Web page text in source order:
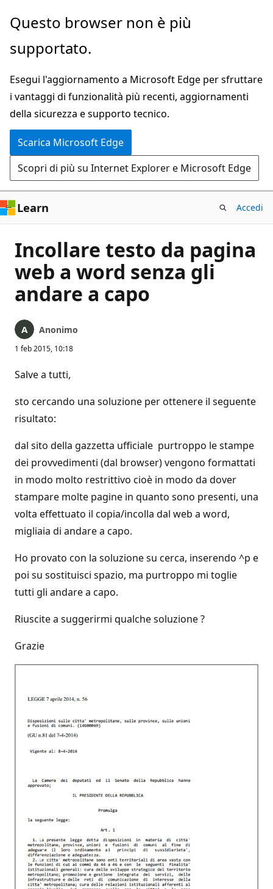
Ignora
passa
contenuto
principale
Questo browser non è più
supportato.
Esegui l'aggiornamento a Microsoft Edge per sfruttare
i vantaggi di funzionalità più recenti, aggiornamenti
della sicurezza e supporto tecnico.
Scarica Microsoft Edge
Scopri di più su Internet Explorer e Microsoft Edge
Learn Accedi
Incollare testo da pagina
web a word senza gli
andare a capo
Anonimo
1 feb 2015, 10:18
Salve a tutti,
sto cercando una soluzione per ottenere il seguente
risultato:
dal sito della gazzetta ufficiale purtroppo le stampe
dei provvedimenti (dal browser) vengono formattati
in modo molto restrittivo cioè in modo da dover
stampare molte pagine in quanto sono presenti, una
volta effettuato il copia/incolla dal web a word,
migliaia di andare a capo.
Ho provato con la soluzione su cerca, inserendo ^p e
poi su sostituisci spazio, ma purtroppo mi toglie
tutti gli andare a capo.
Riuscite a suggerirmi qualche soluzione ?
Grazie